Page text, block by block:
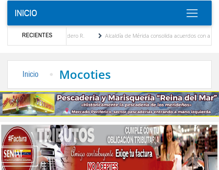
INICIO
RECIENTES
Febres Cordero R.
Alcaldía de Mérida consolida acuerdos con adjudicatarios del
Inicio Mocoties